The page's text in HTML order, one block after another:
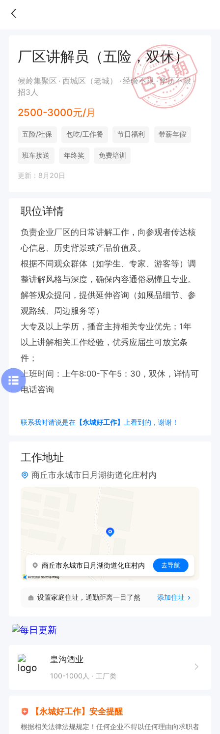
厂区讲解员（五险，双休）
候岭集聚区 西城区（老城） 经验不限 学历不限
招3人
2500-3000元/月
五险/社保 包吃/工作餐 节日福利 带薪年假
班车接送 年终奖 免费培训
更新：8月20日
职位详情
负责企业厂区的日常讲解工作，向参观者传达核
心信息、历史背景或产品价值及。
根据不同观众群体（如学生、专家、游客等）调
整讲解风格与深度，确保内容通俗易懂且专业。
解答观众提问，提供延伸咨询（如展品细节、参
观路线、周边服务等）
大专及以上学历，播音主持相关专业优先；1年
以上讲解相关工作经验，优秀应届生可放宽条
件；
上班时间：上午8:00-下午5：30，双休，详情可
电话咨询
联系我时请说是在【永城好工作】 上看到的，谢谢！
工作地址
商丘市永城市日月湖街道化庄村内
商丘市永城市日月湖街道化庄村内 去导航
设置家庭住址，通勤距离一目了然 添加住址
皇沟酒业
100-1000人 工厂类
【永城好工作】安全提醒
根据相关法律法规规定！任何企业不得以任何理由向求职者